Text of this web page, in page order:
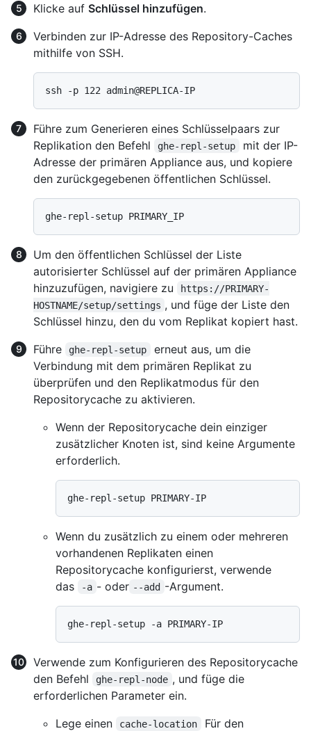
Klicke auf Schlüssel hinzufügen.
Verbinden zur IP-Adresse des Repository-Caches
mithilfe von SSH.
Führe zum Generieren eines Schlüsselpaars zur
Replikation den Befehl
ghe-repl-setup
mit der IP-
Adresse der primären Appliance aus, und kopiere
den zurückgegebenen öffentlichen Schlüssel.
Um den öffentlichen Schlüssel der Liste
autorisierter Schlüssel auf der primären Appliance
hinzuzufügen, navigiere zu
https://PRIMARY-
HOSTNAME/setup/settings , und füge der Liste den
Schlüssel hinzu, den du vom Replikat kopiert hast.
Führe
ghe-repl-setup
erneut aus, um die
Verbindung mit dem primären Replikat zu
überprüfen und den Replikatmodus für den
Repositorycache zu aktivieren.
Wenn der Repositorycache dein einziger
zusätzlicher Knoten ist, sind keine Argumente
erforderlich.
Wenn du zusätzlich zu einem oder mehreren
vorhandenen Replikaten einen
Repositorycache konfigurierst, verwende
das
-a - oder --add -Argument.
Verwende zum Konfigurieren des Repositorycache
den Befehl
ghe-repl-node , und füge die
erforderlichen Parameter ein.
Lege einen
cache-location Für den